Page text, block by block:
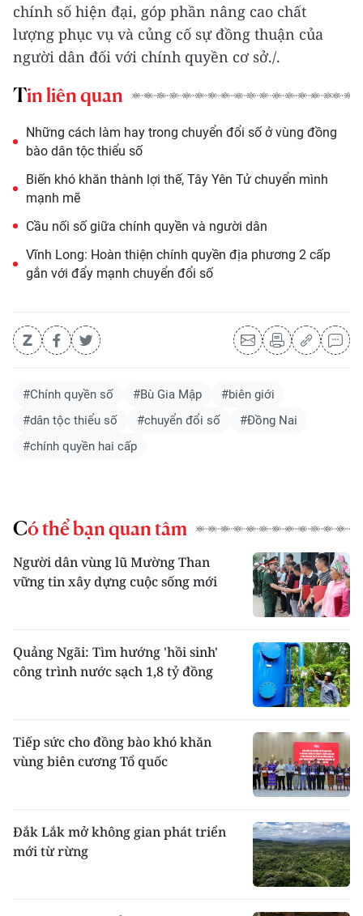
chính số hiện đại, góp phần nâng cao chất
lượng phục vụ và củng cố sự đồng thuận của
người dân đối với chính quyền cơ sở./.
Tin liên quan
Những cách làm hay trong chuyển đổi số ở vùng đồng
bào dân tộc thiểu số
Biến khó khăn thành lợi thế, Tây Yên Tử chuyển mình
mạnh mẽ
Cầu nối số giữa chính quyền và người dân
Vĩnh Long: Hoàn thiện chính quyền địa phương 2 cấp
gắn với đẩy mạnh chuyển đổi số
#Chính quyền số #Bù Gia Mập
#biên giới
#dân tộc thiểu số
#chuyển đổi số
#Đồng Nai
#chính quyền hai cấp
Có thể bạn quan tâm
Người dân vùng lũ Mường Than
vững tin xây dựng cuộc sống mới
Quảng Ngãi: Tìm hướng 'hồi sinh'
công trình nước sạch 1,8 tỷ đồng
Tiếp sức cho đồng bào khó khăn
vùng biên cương Tổ quốc
Đắk Lắk mở không gian phát triển
mới từ rừng